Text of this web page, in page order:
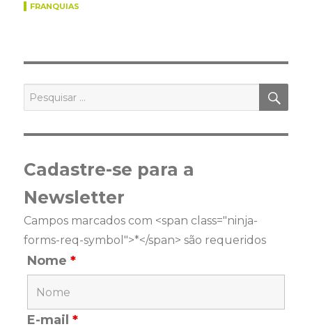
FRANQUIAS
por:
Cadastre-se para a
Newsletter
Campos marcados com <span class="ninja-
forms-req-symbol">*</span> são requeridos
Nome*
E-mail*